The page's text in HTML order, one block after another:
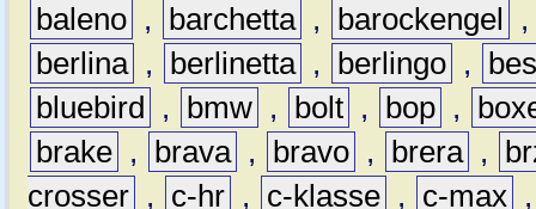
baleno , barchetta , barockengel
berlina , berlinetta , berlingo ,
bluebird
, bmw , bolt , bop ,
brake , brava , bravo , brera ,
crosser , c-hr , c-klasse , c-max